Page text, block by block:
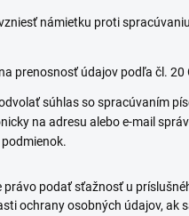
námietku proti
prenosnosť údajov podľa čl. 20
súhlas so spracúvaním
na adresu alebo e-mail
právo podať sťažnosť u
ochrany osobných údajov, ak